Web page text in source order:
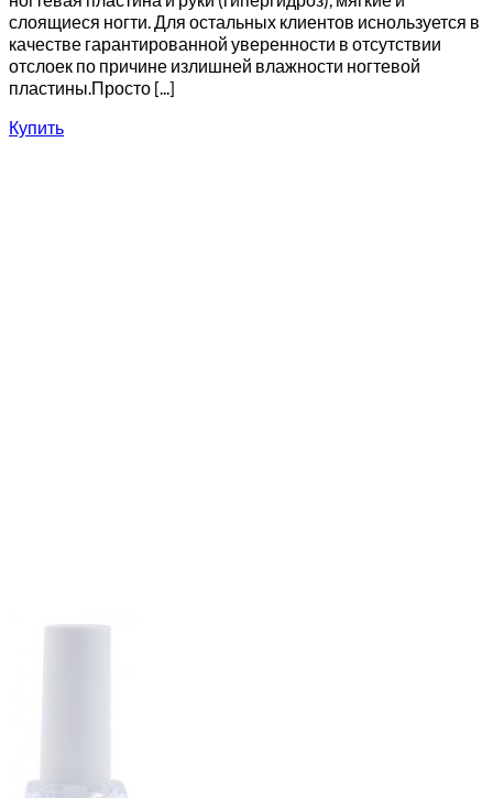
слоящиеся ногти. Для остальных клиентов иснользуется в
качестве гарантированной уверенности в отсутствии
отслоек по причине излишней влажности ногтевой
пластины.Просто [...]
Купить